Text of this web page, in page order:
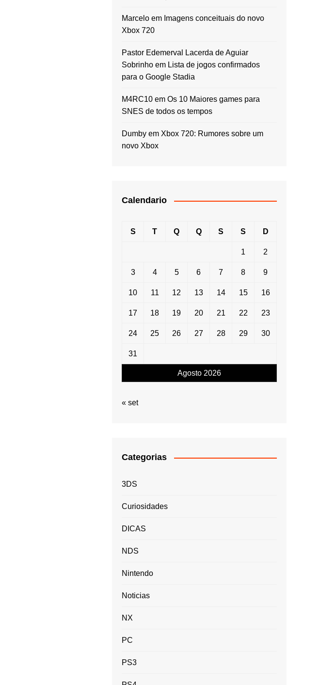
Marcelo em Imagens conceituais do novo
Xbox 720
Pastor Edemerval Lacerda de Aguiar
Sobrinho em Lista de jogos confirmados
para o Google Stadia
M4RC10 em Os 10 Maiores games para
SNES de todos os tempos
Dumby em Xbox 720: Rumores sobre um
novo Xbox
Calendario
Agosto 2026
S T Q Q S S D
1 2
3 4 5 6 7 8 9
10 11 12 13 14 15 16
17 18 19 20 21 22 23
24 25 26 27 28 29 30
31
« set
Categorias
3DS
Curiosidades
DICAS
NDS
Nintendo
Noticias
NX
PC
PS3